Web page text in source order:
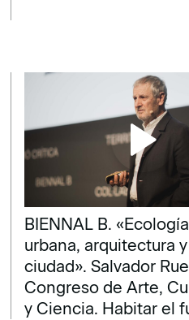
BIENNAL B. «Ecología
urbana, arquitectura y
ciudad». Salvador
Congreso de Arte,
y Ciencia. Habitar el